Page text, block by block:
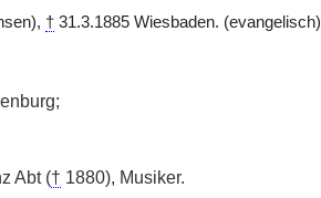
†31.3.1885 Wiesbaden. (evangelisch)
Abt († 1880), Musiker.